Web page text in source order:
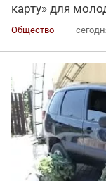
карту» для
Общество